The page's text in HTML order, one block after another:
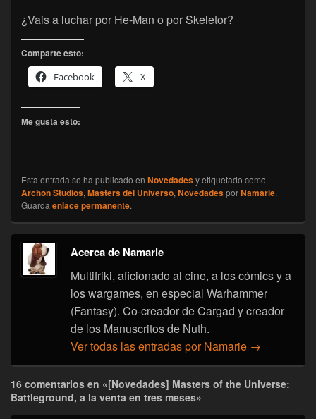
¿Vais a luchar por He-Man o por Skeletor?
Comparte esto:
Facebook
X
Me gusta esto:
Esta entrada se ha publicado en Novedadesy etiquetado como
Archon Studios, Masters del Universo, NovedadesporNamarie.
Guarda enlace permanente.
Acerca de Namarie
Multifriki, aficionado al cine, a los cómics y a
los wargames, en especial Warhammer
(Fantasy). Co-creador de Cargad y creador
de los Manuscritos de Nuth.
Ver todas las entradas por Namarie →
16 comentarios en «[Novedades] Masters of the Universe:
Battleground, a la venta en tres meses»